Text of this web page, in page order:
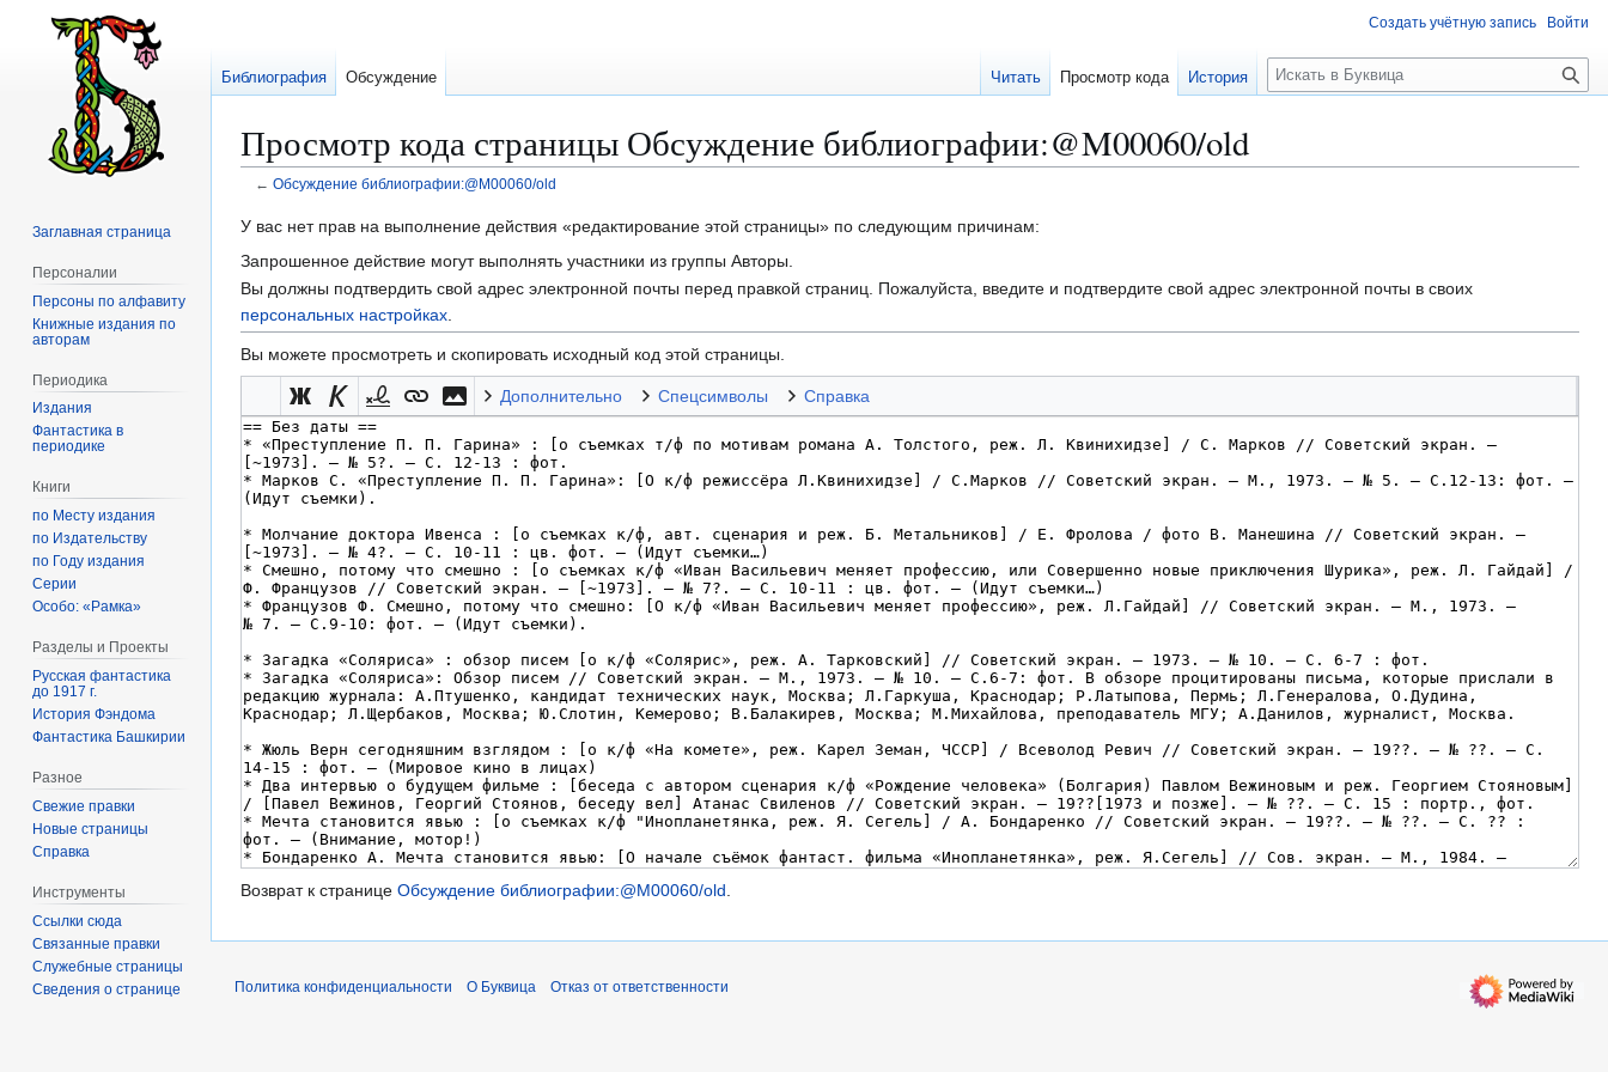
Просмотр кода страницы Обсуждение библиографии:@M00060/old
← Обсуждение библиографии:@M00060/old
Перейти
к
Перейти
к
У вас нет прав на выполнение действия «редактирование этой страницы» по следующим причинам:
Запрошенное действие могут выполнять участники из группы Авторы.
Вы должны подтвердить свой адрес электронной почты перед правкой страниц. Пожалуйста, введите и подтвердите свой адрес электронной почты в своих
персональных настройках
Вы можете просмотреть и скопировать исходный код этой страницы.
Дополнительно Спецсимволы Справка
Возврат к странице Обсуждение библиографии:@M00060/old.
Создать учётную запись Войти
Библиография Обсуждение Читать Просмотр кода История
П
о
к
Заглавная страница
Персоналии
Персоны по алфавиту
Книжные издания по
авторам
Периодика
Издания
Фантастика в
периодике
Книги
по Месту издания
по Издательству
по Году издания
Серии
Особо: «Рамка»
Разделы и Проекты
Русская фантастика
до 1917 г.
История Фэндома
Фантастика Башкирии
Разное
Свежие правки
Новые страницы
Справка
Инструменты
Ссылки сюда
Связанные правки
Служебные страницы
Сведения о странице
Политика конфиденциальности О Буквица Отказ от ответственности